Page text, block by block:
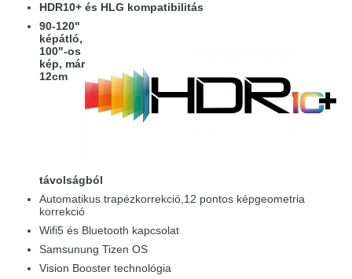
HDR10+ és HLG kompatibilitás
90-120"
képátló,
100"-os
kép, már
12cm
távolságból
Automatikus trapézkorrekció,12 pontos képgeometria
korrekció
Wifi5 és Bluetooth kapcsolat
Samsunung Tizen OS
Vision Booster technológia